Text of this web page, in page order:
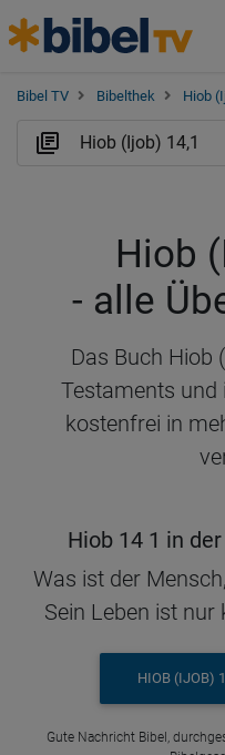
Bibel TV Bibelthek Hiob
Hiob
- alle
Das Buch Hiob
Testaments und
kostenfrei in
Hiob 14 1 in
Was ist der
Sein Leben ist nur
HIOB (IJOB)
Gute Nachricht Bibel,